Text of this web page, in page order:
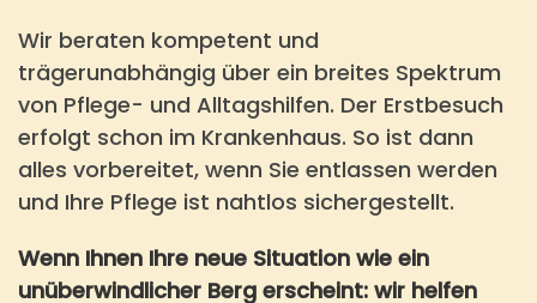
Wir beraten kompetent und
trägerunabhängig über ein breites Spektrum
von Pflege- und Alltagshilfen. Der Erstbesuch
erfolgt schon im Krankenhaus. So ist dann
alles vorbereitet, wenn Sie entlassen werden
und Ihre Pflege ist nahtlos sichergestellt.
Wenn Ihnen Ihre neue Situation wie ein
unüberwindlicher Berg erscheint: wir helfen